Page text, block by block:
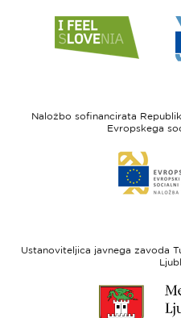
do
spletne
Slovenia
Naložbo sofinancirata
Evropskega
Ustanoviteljica javnega zavoda